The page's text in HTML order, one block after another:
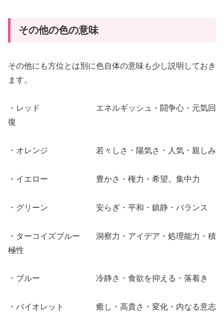
その他の色の意味
その他にも方位とは別に色自体の意味も少し説明しておき
ます。
・レッド エネルギッシュ・闘争心・元気回
復
・オレンジ 若々しさ・陽気さ・人気・親しみ
・イエロー 豊かさ・権力・希望。集中力
・グリーン 安らぎ・平和・鎮静・バランス
・ターコイズブルー 洞察力・アイデア・処理能力・積
極性
・ブルー 冷静さ・食欲を抑える・落着き
・バイオレット 癒し・高貴さ・変化・内なる意志